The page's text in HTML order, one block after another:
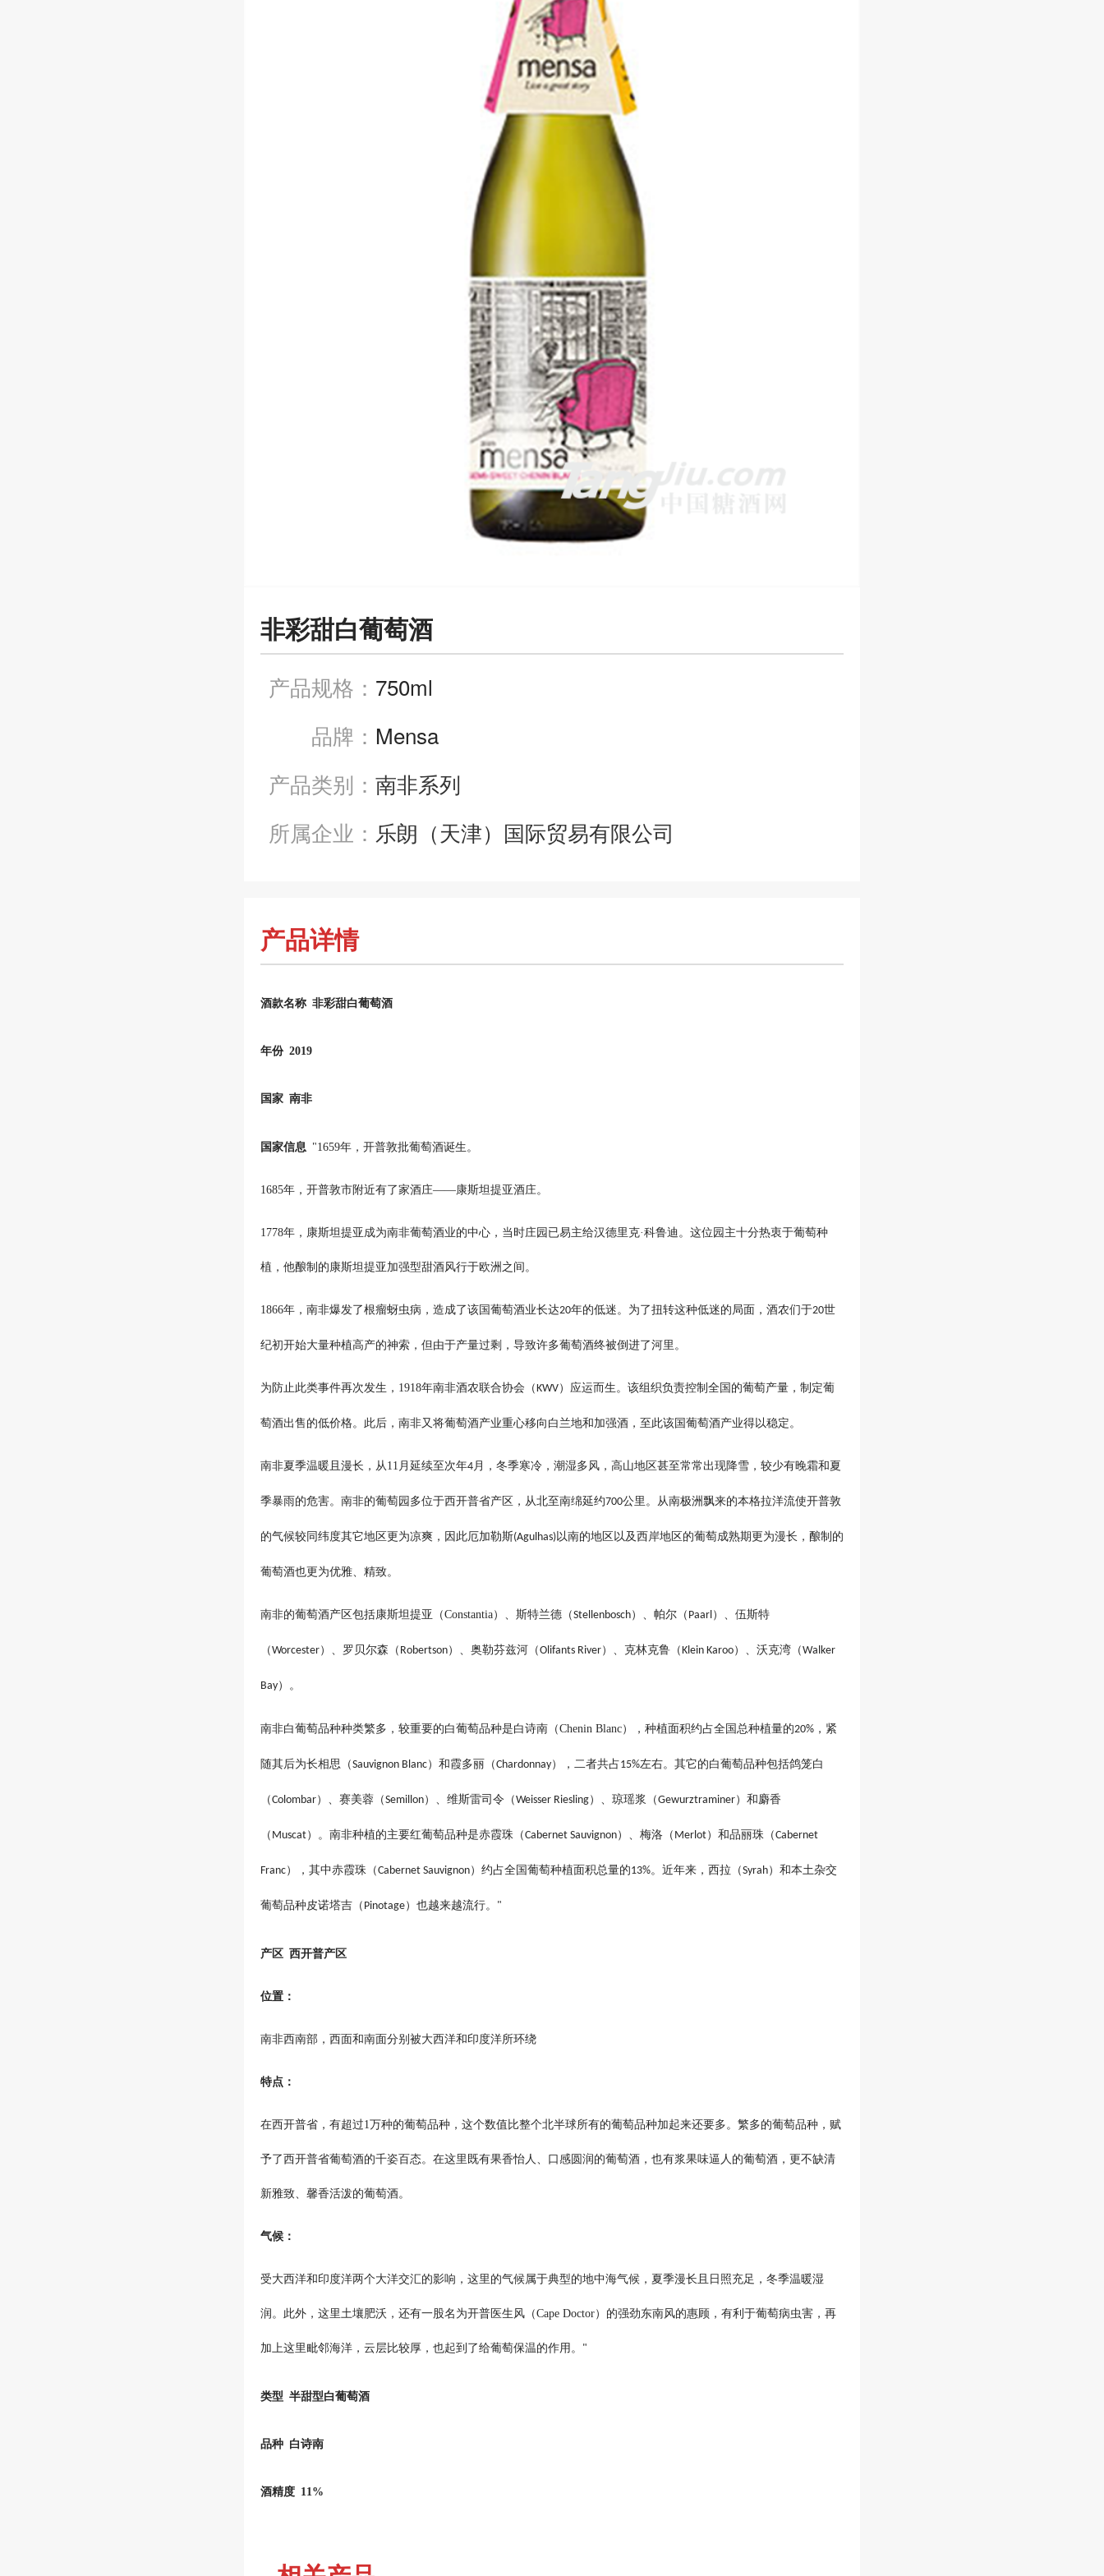
非彩甜白葡萄酒
产品规格： 750ml
品牌： Mensa
产品类别： 南非系列
所属企业： 乐朗（天津）国际贸易有限公司
产品详情
酒款名称 非彩甜白葡萄酒
年份 2019
国家 南非
国家信息 "1659年，开普敦批葡萄酒诞生。
1685年，开普敦市附近有了家酒庄——康斯坦提亚酒庄。
1778年，康斯坦提亚成为南非葡萄酒业的中心，当时庄园已易主给汉德里克·科鲁迪。这位园主十分热衷于葡萄种
植，他酿制的康斯坦提亚加强型甜酒风行于欧洲之间。
1866年，南非爆发了根瘤蚜虫病，造成了该国葡萄酒业长达20年的低迷。为了扭转这种低迷的局面，酒农们于20世
纪初开始大量种植高产的神索，但由于产量过剩，导致许多葡萄酒终被倒进了河里。
为防止此类事件再次发生， 1918年南非酒农联合协会（KWV）应运而生。该组织负责控制全国的葡萄产量，制定葡
萄酒出售的低价格。此后，南非又将葡萄酒产业重心移向白兰地和加强酒，至此该国葡萄酒产业得以稳定。
南非夏季温暖且漫长，从 11 月延续至次年4 月，冬季寒冷，潮湿多风，高山地区甚至常常出现降雪，较少有晚霜和夏
季暴雨的危害。南非的葡萄园多位于西开普省产区，从北至南绵延约700公里。从南极洲飘来的本格拉洋流使开普敦
的气候较同纬度其它地区更为凉爽，因此厄加勒斯(Agulhas)以南的地区以及西岸地区的葡萄成熟期更为漫长，酿制的
葡萄酒也更为优雅、精致。
南非的葡萄酒产区包括康斯坦提亚（Constantia）、斯特兰德（Stellenbosch）、帕尔（ Paarl ）、伍斯特
（Worcester）、罗贝尔森（ Robertson）、奥勒芬兹河（Olifants River）、克林克鲁（Klein Karoo）、沃克湾（Walker
Bay）。
南非白葡萄品种种类繁多，较重要的白葡萄品种是白诗南（Chenin Blanc），种植面积约占全国总种植量的20% ，紧
随其后为长相思（Sauvignon Blanc）和霞多丽（Chardonnay），二者共占15%左右。其它的白葡萄品种包括鸽笼白
（Colombar）、赛美蓉（Semillon）、维斯雷司令（Weisser Riesling）、琼瑶浆（Gewurztraminer）和麝香
（ Muscat）。南非种植的主要红葡萄品种是赤霞珠（Cabernet Sauvignon）、梅洛（ Merlot）和品丽珠（Cabernet
Franc），其中赤霞珠（Cabernet Sauvignon）约占全国葡萄种植面积总量的13%。近年来，西拉（Syrah）和本土杂交
葡萄品种皮诺塔吉（ Pinotage）也越来越流行。 "
产区 西开普产区
位置：
南非西南部，西面和南面分别被大西洋和印度洋所环绕
特点：
在西开普省，有超过1万种的葡萄品种，这个数值比整个北半球所有的葡萄品种加起来还要多。繁多的葡萄品种，赋
予了西开普省葡萄酒的千姿百态。在这里既有果香怡人、口感圆润的葡萄酒，也有浆果味逼人的葡萄酒，更不缺清
新雅致、馨香活泼的葡萄酒。
气候：
受大西洋和印度洋两个大洋交汇的影响，这里的气候属于典型的地中海气候，夏季漫长且日照充足，冬季温暖湿
润。此外，这里土壤肥沃，还有一股名为开普医生风（Cape Doctor）的强劲东南风的惠顾，有利于葡萄病虫害，再
加上这里毗邻海洋，云层比较厚，也起到了给葡萄保温的作用。 "
类型 半甜型白葡萄酒
品种 白诗南
酒精度 11%